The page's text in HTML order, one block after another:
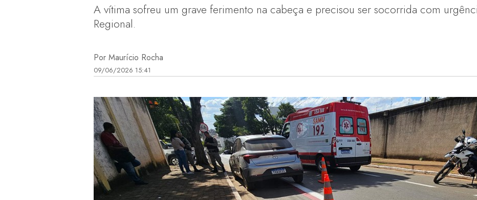
A vítima sofreu um grave ferimento na cabeça e precisou ser socorrida com
Regional.
Por Maurício Rocha
09/06/2026 15:41